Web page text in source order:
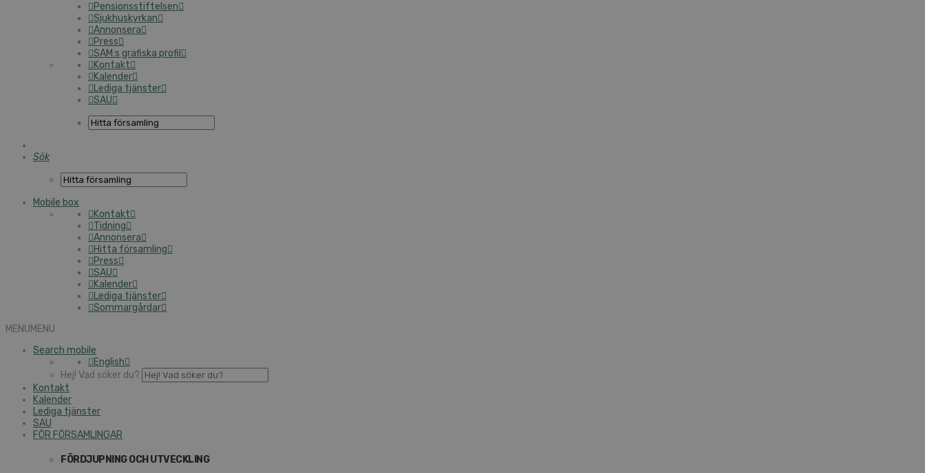
Pensionsstiftelsen
Sjukhuskyrkan
Annonsera
Press
SAM:s grafiska profil
Kontakt
Kalender
Lediga tjänster
SAU
Sök
Mobile box
Kontakt
Tidning
Annonsera
Hitta församling
Press
SAU
Kalender
Lediga tjänster
Sommargårdar
MENUMENU
Search mobile
English
Hej! Vad söker du?
Kontakt
Kalender
Lediga tjänster
SAU
FÖR FÖRSAMLINGAR
FÖRDJUPNING OCH UTVECKLING